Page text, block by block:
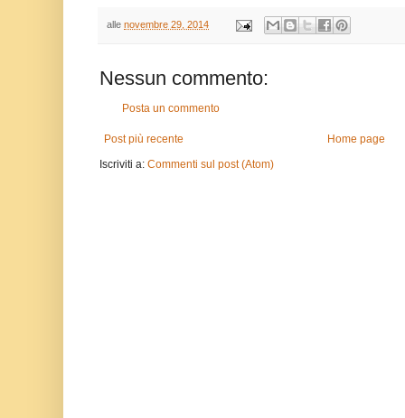
alle novembre 29, 2014
Nessun commento:
Posta un commento
Post più recente
Home page
Iscriviti a: Commenti sul post (Atom)